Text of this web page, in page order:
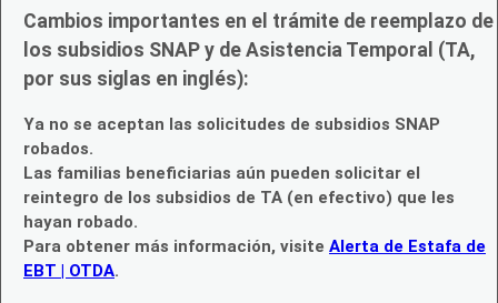
Cambios importantes en el trámite de reemplazo de
los subsidios SNAP y de Asistencia Temporal (TA,
por sus siglas en inglés):
Ya no se aceptan las solicitudes de subsidios SNAP
robados.
Las familias beneficiarias aún pueden solicitar el
reintegro de los subsidios de TA (en efectivo) que les
hayan robado.
Para obtener más información, visite Alerta de Estafa de
EBT | OTDA.